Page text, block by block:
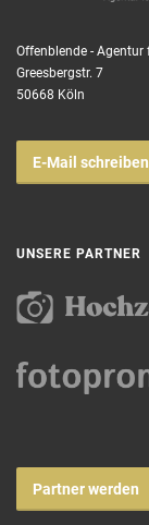
Offenblende -
Greesbergstr. 7
50668 Köln
E-Mail schreiben
UNSERE PARTNER
Partner werden